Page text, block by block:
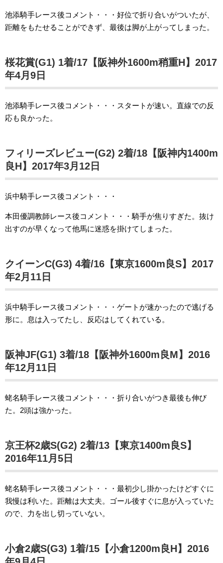
池添騎手レース後コメント・・・好位で折り合いがついたが、
距離をもたせることができず、最後は脚が上がってしまった。
桜花賞(G1) 1着/17【阪神外1600m稍重H】2017
年4月9日
池添騎手レース後コメント・・・スタートが速い。直線での反
応も良かった。
フィリーズレビュー(G2) 2着/18【阪神内1400m
良H】2017年3月12日
浜中騎手レース後コメント・・・
本田優調教師レース後コメント・・・騎手が焦りすぎた。抜け
出すのが早くなって他馬に迷惑を掛けてしまった。
クイーンC(G3) 4着/16【東京1600m良S】2017
年2月11日
浜中騎手レース後コメント・・・ゲートが速かったので逃げる
形に。息は入ってたし、反応はしてくれている。
阪神JF(G1) 3着/18【阪神外1600m良M】2016
年12月11日
蛯名騎手レース後コメント・・・折り合いがつき最後も伸び
た。2頭は強かった。
京王杯2歳S(G2) 2着/13【東京1400m良S】
2016年11月5日
蛯名騎手レース後コメント・・・最初少し掛かったけどすぐに
我慢は利いた。距離は大丈夫。ゴール後すぐに息が入っていた
ので、力を出し切っていない。
小倉2歳S(G3) 1着/15【小倉1200m良H】2016